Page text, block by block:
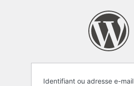
Identifiant ou adresse e-mail